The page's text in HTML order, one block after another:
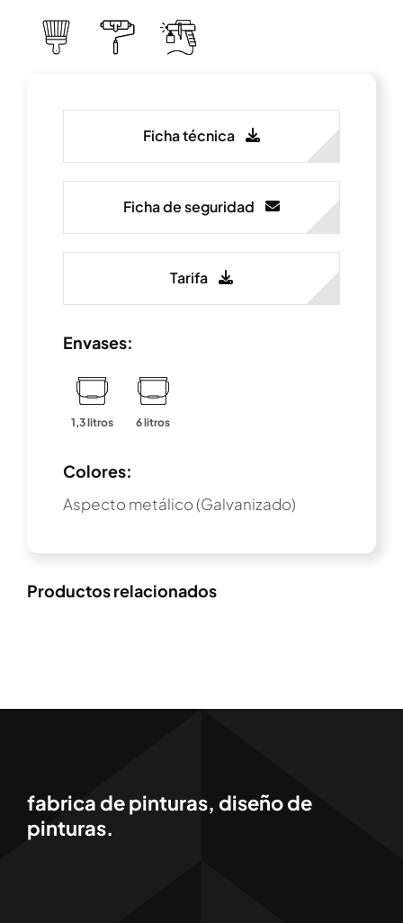
Ficha técnica
Ficha de seguridad
Tarifa
Envases:
1,3 litros 6 litros
Colores:
Aspecto metálico (Galvanizado)
Productos relacionados
fabrica de pinturas, diseño de
pinturas.